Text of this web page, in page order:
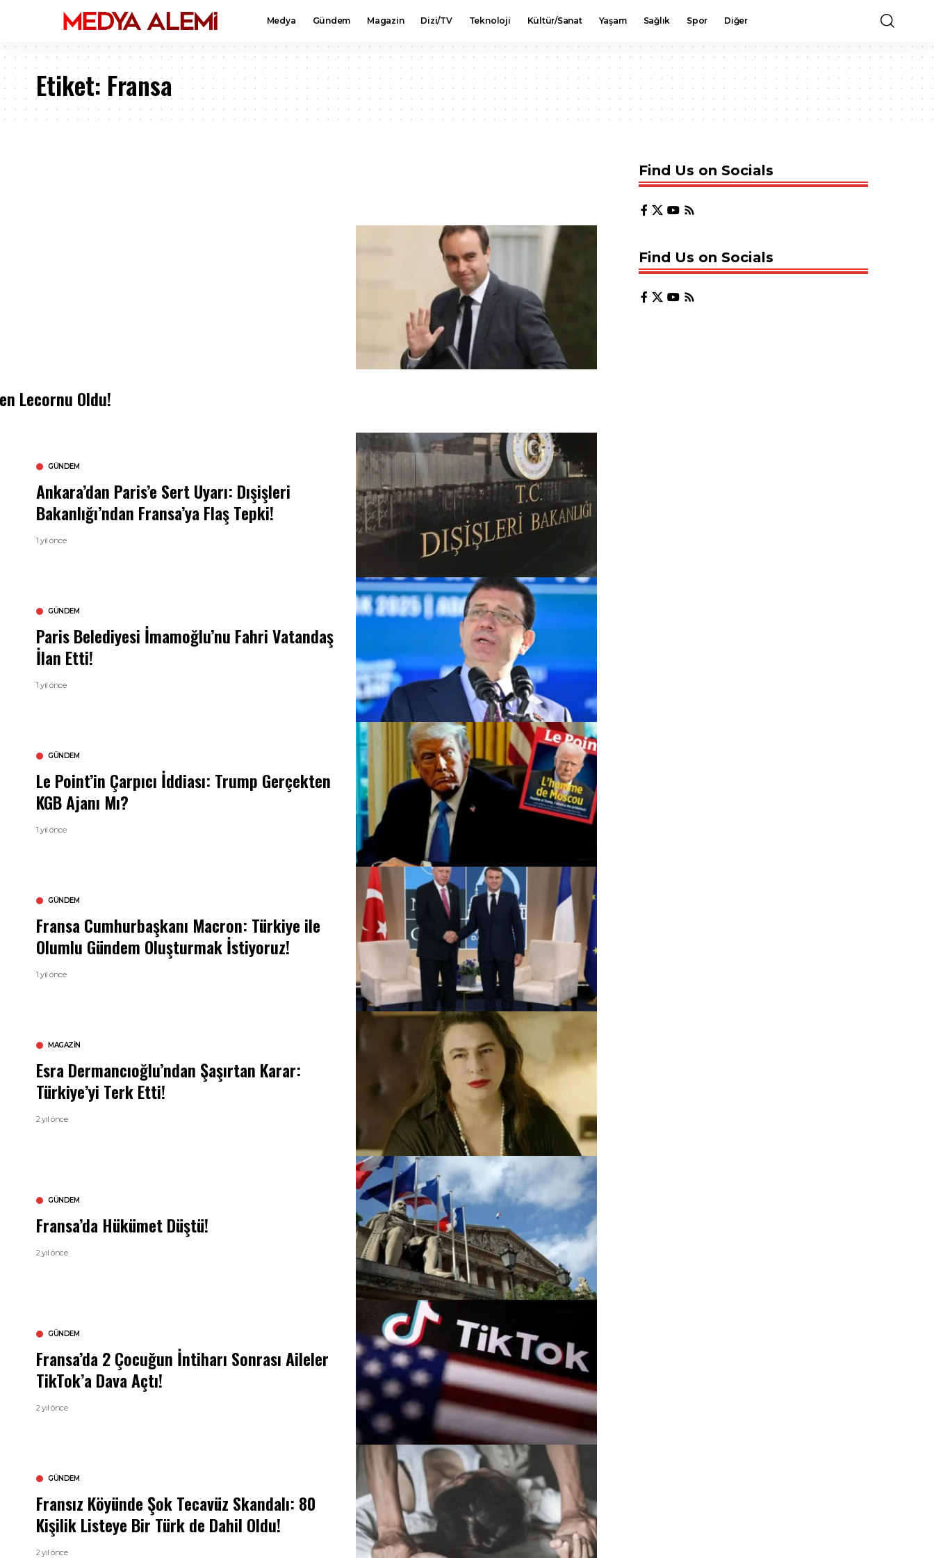
Medya Gündem Magazin Dizi/TV Teknoloji Kültür/Sanat Yaşam Sağlık Spor Diğer
Etiket: Fransa
Lecornu Oldu!
GÜNDEM
Ankara’dan Paris’e Sert Uyarı: Dışişleri
Bakanlığı’ndan Fransa’ya Flaş Tepki!
1 yıl önce
GÜNDEM
Paris Belediyesi İmamoğlu’nu Fahri Vatandaş
İlan Etti!
1 yıl önce
GÜNDEM
Le Point’in Çarpıcı İddiası: Trump Gerçekten
KGB Ajanı Mı?
1 yıl önce
GÜNDEM
Fransa Cumhurbaşkanı Macron: Türkiye ile
Olumlu Gündem Oluşturmak İstiyoruz!
1 yıl önce
MAGAZIN
Esra Dermancıoğlu’ndan Şaşırtan Karar:
Türkiye’yi Terk Etti!
2 yıl önce
GÜNDEM
Fransa’da Hükümet Düştü!
2 yıl önce
GÜNDEM
Fransa’da 2 Çocuğun İntiharı Sonrası Aileler
TikTok’a Dava Açtı!
2 yıl önce
GÜNDEM
Fransız Köyünde Şok Tecavüz Skandalı: 80
Kişilik Listeye Bir Türk de Dahil Oldu!
2 yıl önce
Find Us on Socials
Find Us on Socials